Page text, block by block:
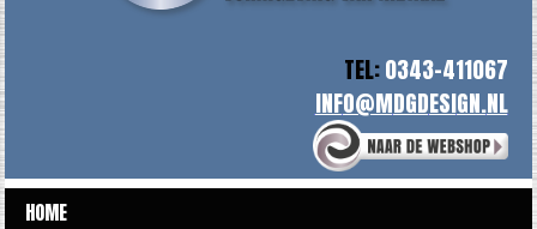
TEL:0343-411067
HOME